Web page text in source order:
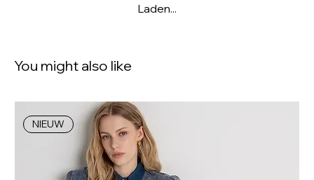
Laden...
You might also like
NIEUW